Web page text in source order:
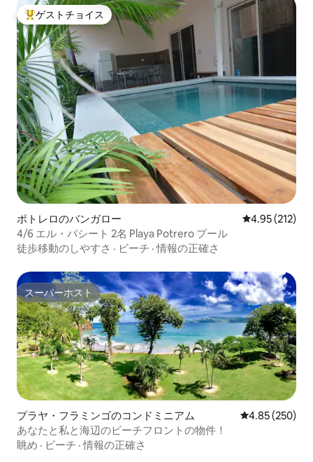
大好評のゲストチョイスです。
ゲストチョイス
ポトレロのバンガロー レビュー212
4.95 (212)
4/6 エル・パシート 2名 Playa Potrero プール
徒歩移動のしやすさ · ビーチ ·情報の正確さ
スーパーホスト
スーパーホスト
プラヤ・フラミンゴのコンドミニアム レビュー250
4.85 (250)
あなたと私と海辺のビーチフロントの物件！
眺め · ビーチ ·情報の正確さ